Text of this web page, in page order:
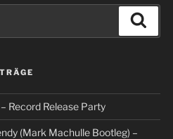
Record Release Party
(Mark Machulle Bootleg) –